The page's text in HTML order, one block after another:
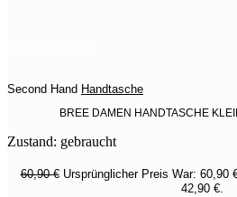
Second Hand Handtasche
BREE DAMEN HANDTASCHE
Zustand: gebraucht
60,90€ Ursprünglicher Preis War: 60,90
42,90 €.